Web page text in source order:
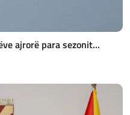
ajrorë para sezonit...